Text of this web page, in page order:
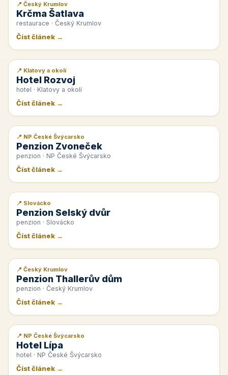
📰 PR článek
📍 Český Krumlov
Krčma Šatlava
restaurace · Český Krumlov
Číst článek →
📰 PR článek
📍 Klatovy a okolí
Hotel Rozvoj
hotel · Klatovy a okolí
Číst článek →
📰 PR článek
📍 NP České Švýcarsko
Penzion Zvoneček
penzion · NP České Švýcarsko
Číst článek →
📰 PR článek
📍 Slovácko
Penzion Selský dvůr
penzion · Slovácko
Číst článek →
📰 PR článek
📍 Český Krumlov
Penzion Thallerův dům
penzion · Český Krumlov
Číst článek →
📰 PR článek
📍 NP České Švýcarsko
Hotel Lípa
hotel · NP České Švýcarsko
Číst článek →